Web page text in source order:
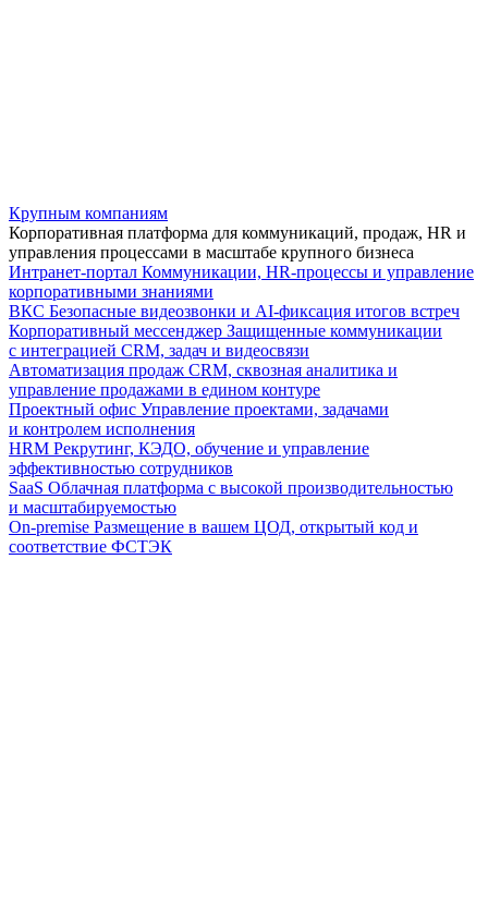
Крупным компаниям
Корпоративная платформа для коммуникаций, продаж, HR и
управления процессами в масштабе крупного бизнеса
Интранет-портал Коммуникации, HR-процессы и управление
корпоративными знаниями
ВКС Безопасные видеозвонки и AI-фиксация итогов встреч
Корпоративный мессенджер Защищенные коммуникации
с интеграцией CRM, задач и видеосвязи
Автоматизация продаж CRM, сквозная аналитика и
управление продажами в едином контуре
Проектный офис Управление проектами, задачами
и контролем исполнения
HRM Рекрутинг, КЭДО, обучение и управление
эффективностью сотрудников
SaaS Облачная платформа с высокой производительностью
и масштабируемостью
On-premise Размещение в вашем ЦОД, открытый код и
соответствие ФСТЭК